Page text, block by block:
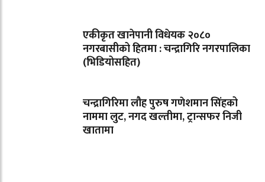
एकीकृत खानेपानी विधेयक २०८०
नगरबासीको हितमा : चन्द्रागिरि नगरपालिका
(भिडियोसहित)
चन्द्रागिरिमा लौह पुरुष गणेशमान सिंहको
नाममा लुट, नगद खल्तीमा, ट्रान्सफर निजी
खातामा